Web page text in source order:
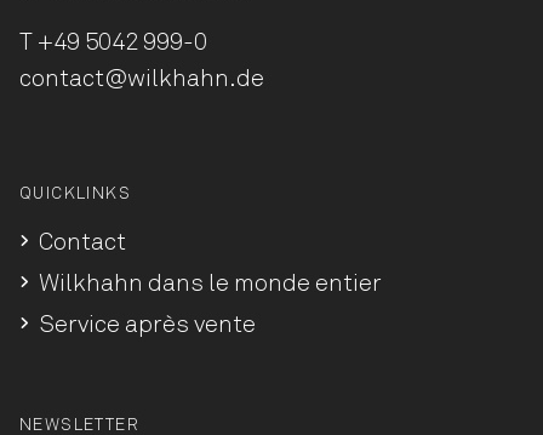
+49 5042 999-0
contact@wilkhahn.de
QUICKLINKS
Contact
Wilkhahn dans le monde entier
Service après vente
NEWSLETTER